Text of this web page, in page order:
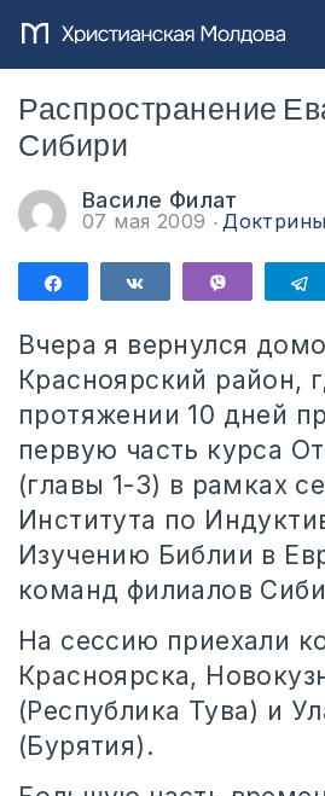
Распространение
Сибири
Василе Филат
07 мая 2009 Доктрины
ПоделитьсяПоделиться
Вчера я вернулся
Красноярский район,
протяжении 10 дней
первую часть курса
(главы 1-3) в рамках
Института по
Изучению Библии в
команд филиалов
На сессию приехали
Красноярска,
(Республика Тува) и
(Бурятия).